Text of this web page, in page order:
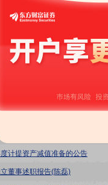
资金存放、管理与实际使用情况
报告
质增效重回报”行动方案评估报
会计师事务所履职情况评估报
资金存放、管理与实际使用情况
告
润分配方案公告
理人员薪酬管理制度
计提资产减值准备的公告
董事述职报告(陈磊)